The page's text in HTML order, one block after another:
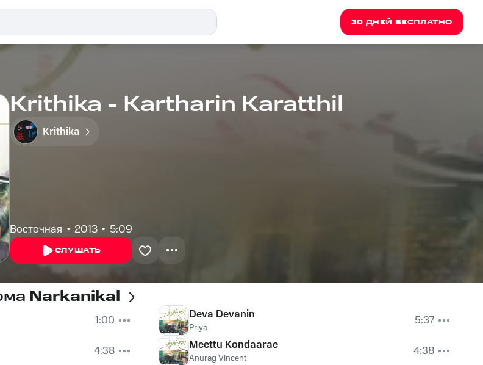
30 ДНЕЙ БЕСПЛАТНО
Krithika - Kartharin Karatthil
Krithika
Восточная 2013 5:09
СЛУШАТЬ
Narkanikal
1:00
4:38
Deva Devanin
Priya
5:37
Meettu Kondaarae
Anurag Vincent
4:38